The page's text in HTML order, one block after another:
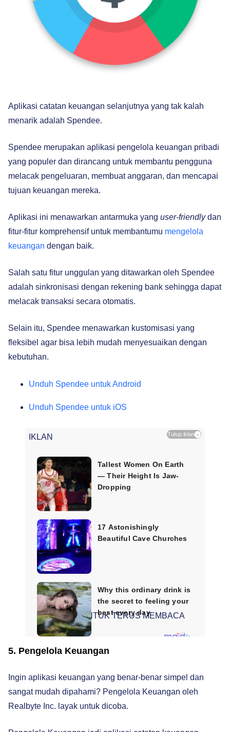
Aplikasi catatan keuangan selanjutnya yang tak kalah
menarik adalah Spendee.
Spendee merupakan aplikasi pengelola keuangan pribadi
yang populer dan dirancang untuk membantu pengguna
melacak pengeluaran, membuat anggaran, dan mencapai
tujuan keuangan mereka.
Aplikasi ini menawarkan antarmuka yang user-friendlydan
fitur-fitur komprehensif untuk membantumu mengelola
keuangan dengan baik.
Salah satu fitur unggulan yang ditawarkan oleh Spendee
adalah sinkronisasi dengan rekening bank sehingga dapat
melacak transaksi secara otomatis.
Selain itu, Spendee menawarkan kustomisasi yang
fleksibel agar bisa lebih mudah menyesuaikan dengan
kebutuhan.
Unduh Spendee untuk Android
Unduh Spendee untuk iOS
IKLAN Tutup iklan ×
SCROLL UNTUK TERUS MEMBACA
5. Pengelola Keuangan
Ingin aplikasi keuangan yang benar-benar simpel dan
sangat mudah dipahami? Pengelola Keuangan oleh
Realbyte Inc. layak untuk dicoba.